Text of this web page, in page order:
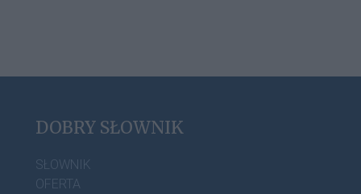
DOBRY SŁOWNIK
SŁOWNIK
OFERTA